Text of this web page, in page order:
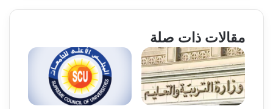
مقالات ذات صلة